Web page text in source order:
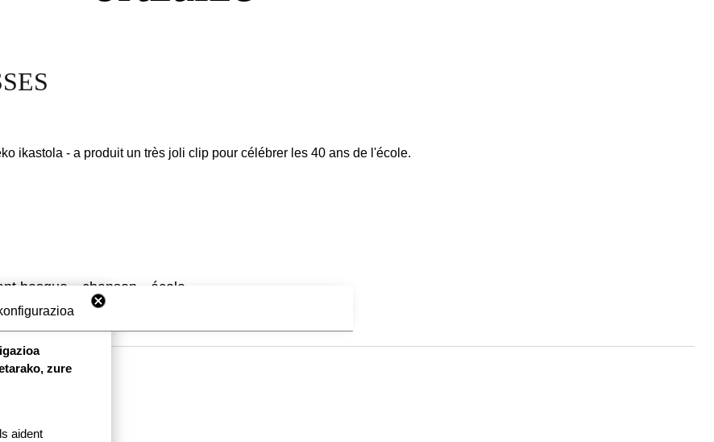
ikastola - a produit un très joli clip pour célébrer les 40 ans de l'école.
basque chanson école
zure
aident